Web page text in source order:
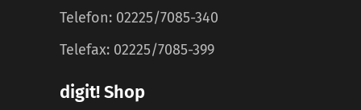
Telefon: 02225/7085-340
Telefax: 02225/7085-399
digit! Shop